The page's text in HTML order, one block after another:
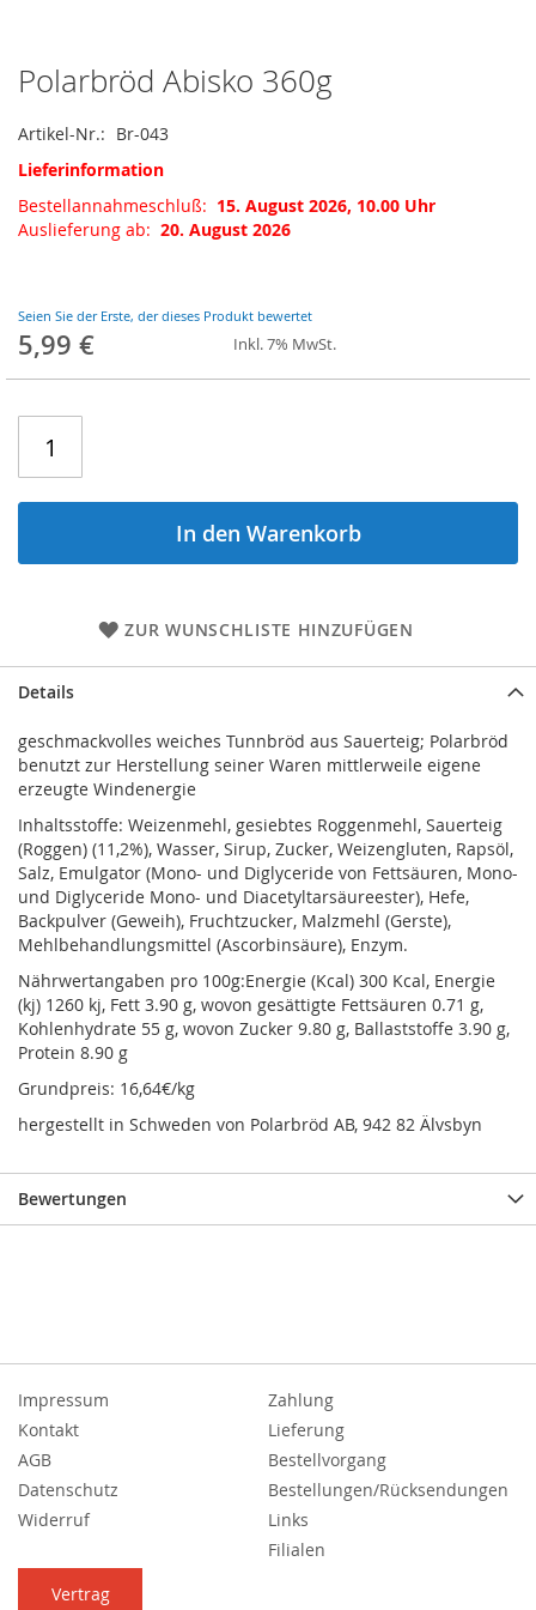
Zum
Anfang
der
Bildgalerie
springen
Polarbröd Abisko 360g
Artikel-Nr.
Br-043
Lieferinformation
Bestellannahmeschluß: 15. August 2026, 10.00 Uhr
Auslieferung ab: 20. August 2026
Seien Sie der Erste, der dieses Produkt bewertet
5,99 € Inkl. 7% MwSt.
In den Warenkorb
ZUR WUNSCHLISTE HINZUFÜGEN
Details
geschmackvolles weiches Tunnbröd aus Sauerteig; Polarbröd
benutzt zur Herstellung seiner Waren mittlerweile eigene
erzeugte Windenergie
Inhaltsstoffe: Weizenmehl, gesiebtes Roggenmehl, Sauerteig
(Roggen) (11,2%), Wasser, Sirup, Zucker, Weizengluten, Rapsöl,
Salz, Emulgator (Mono- und Diglyceride von Fettsäuren, Mono-
und Diglyceride Mono- und Diacetyltarsäureester), Hefe,
Backpulver (Geweih), Fruchtzucker, Malzmehl (Gerste),
Mehlbehandlungsmittel (Ascorbinsäure), Enzym.
Nährwertangaben pro 100g:Energie (Kcal) 300 Kcal, Energie
(kj) 1260 kj, Fett 3.90 g, wovon gesättigte Fettsäuren 0.71 g,
Kohlenhydrate 55 g, wovon Zucker 9.80 g, Ballaststoffe 3.90 g,
Protein 8.90 g
Grundpreis: 16,64€/kg
hergestellt in Schweden von Polarbröd AB, 942 82 Älvsbyn
Bewertungen
Impressum
Kontakt
AGB
Datenschutz
Widerruf
Vertrag
Zahlung
Lieferung
Bestellvorgang
Bestellungen/Rücksendungen
Links
Filialen